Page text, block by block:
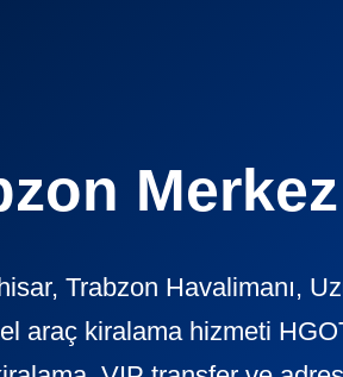
Trabzon Havalimanı,
araç kiralama hizmeti